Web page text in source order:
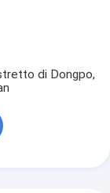
di Dongpo,